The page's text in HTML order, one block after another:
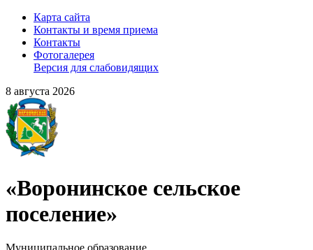
Карта сайта
Контакты и время приема
Контакты
Фотогалерея
Версия для слабовидящих
8 августа 2026
«Воронинское сельское
поселение»